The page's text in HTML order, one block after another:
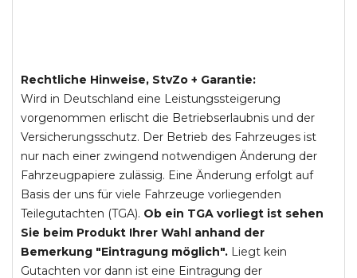
Rechtliche Hinweise, StvZo + Garantie:
Wird in Deutschland eine Leistungssteigerung
vorgenommen erlischt die Betriebserlaubnis und der
Versicherungsschutz. Der Betrieb des Fahrzeuges ist
nur nach einer zwingend notwendigen Änderung der
Fahrzeugpapiere zulässig. Eine Änderung erfolgt auf
Basis der uns für viele Fahrzeuge vorliegenden
Teilegutachten (TGA). Ob ein TGA vorliegt ist sehen
Sie beim Produkt Ihrer Wahl anhand der
Bemerkung "Eintragung möglich". Liegt kein
Gutachten vor dann ist eine Eintragung der